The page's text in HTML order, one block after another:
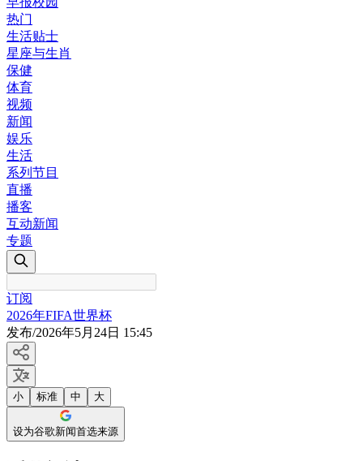
热门
生活贴士
星座与生肖
保健
体育
视频
新闻
娱乐
生活
系列节目
直播
播客
互动新闻
专题
订阅
2026年FIFA世界杯
发布/2026年5月24日 15:45
小 标准 中 大
设为谷歌新闻首选来源